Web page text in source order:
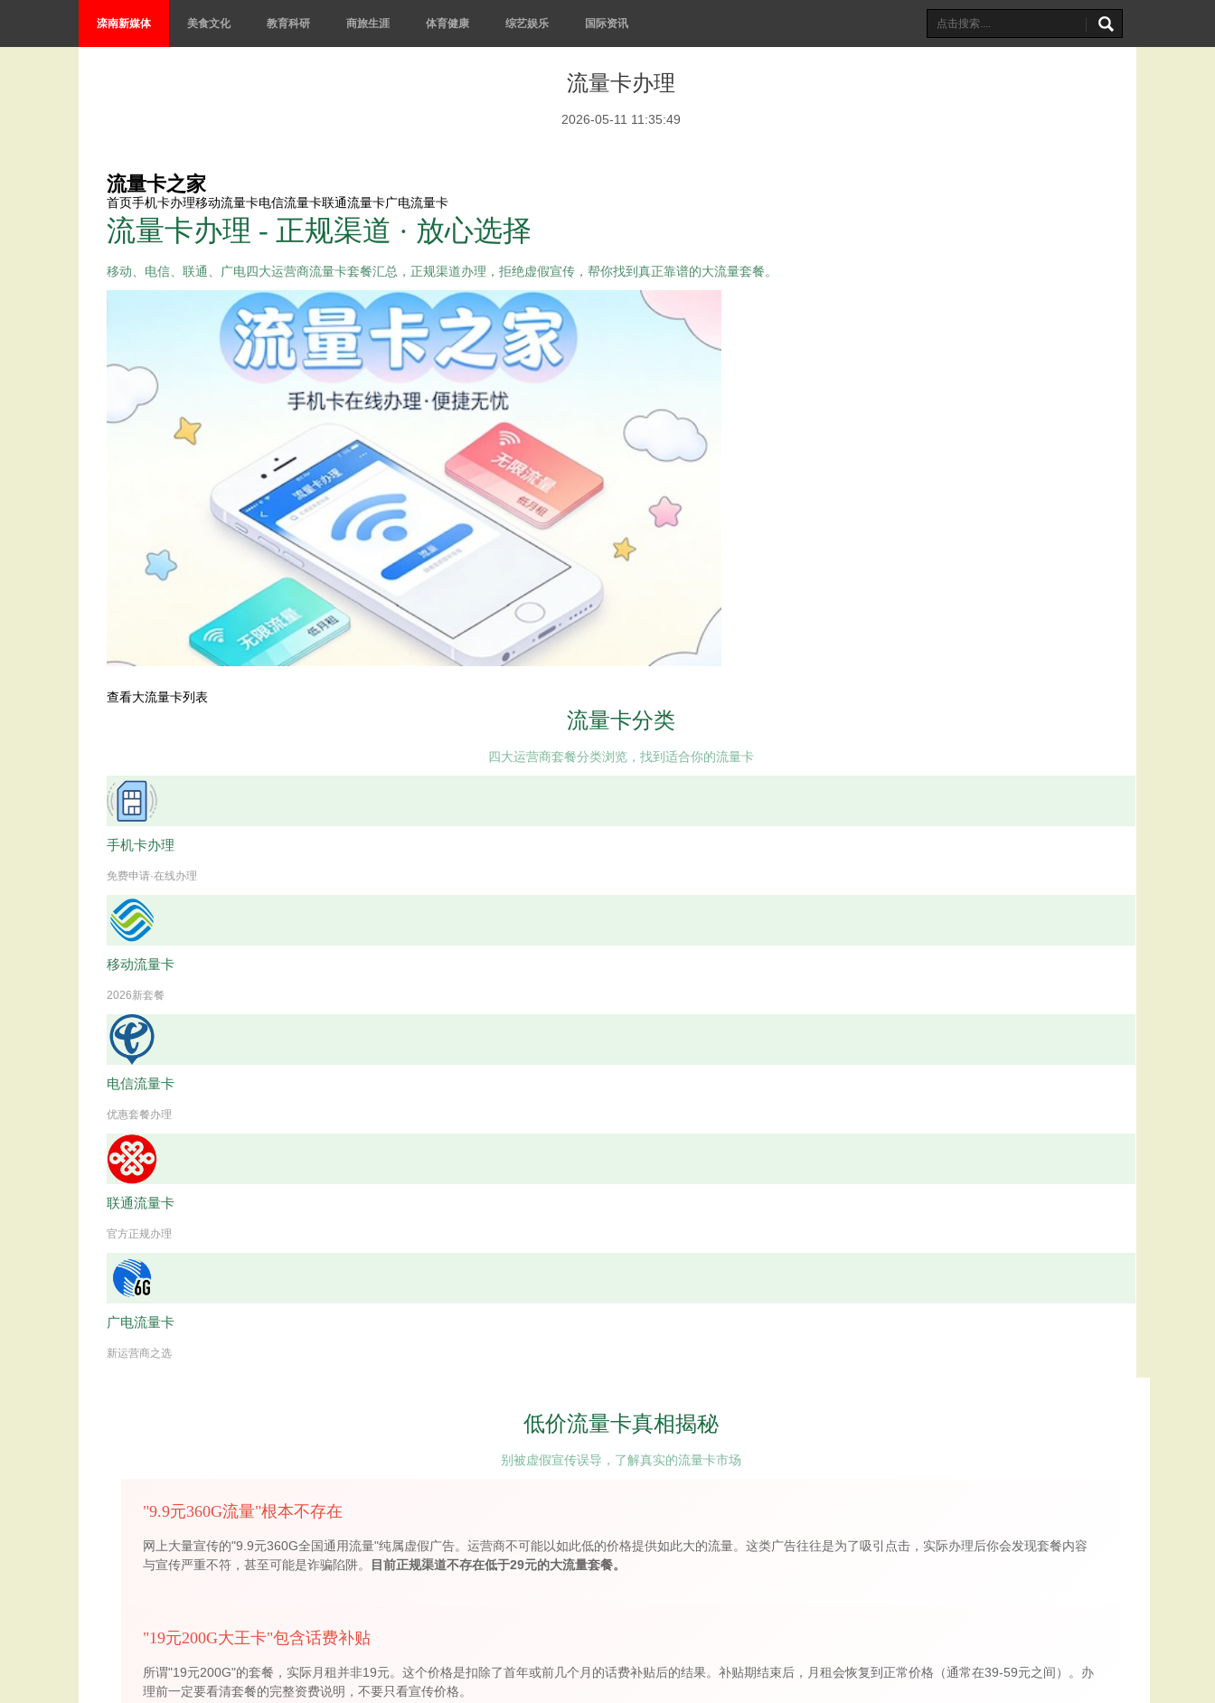
滦南新媒体 美食文化 教育科研 商旅生涯 体育健康 综艺娱乐 国际资讯
流量卡办理
2026-05-11 11:35:49
流量卡之家
首页手机卡办理移动流量卡电信流量卡联通流量卡广电流量卡
流量卡办理 - 正规渠道 · 放心选择
移动、电信、联通、广电四大运营商流量卡套餐汇总，正规渠道办理，拒绝虚假宣传，帮你找到真正靠谱的大流量套餐。
查看大流量卡列表
流量卡分类
四大运营商套餐分类浏览，找到适合你的流量卡
手机卡办理
免费申请·在线办理
移动流量卡
2026新套餐
电信流量卡
优惠套餐办理
联通流量卡
官方正规办理
广电流量卡
新运营商之选
低价流量卡真相揭秘
别被虚假宣传误导，了解真实的流量卡市场
"9.9元360G流量"根本不存在
网上大量宣传的"9.9元360G全国通用流量"纯属虚假广告。运营商不可能以如此低的价格提供如此大的流量。这类广告往往是为了吸引点击，实际办理后你会发现套餐内容
与宣传严重不符，甚至可能是诈骗陷阱。
目前正规渠道不存在低于29元的大流量套餐。
"19元200G大王卡"包含话费补贴
所谓"19元200G"的套餐，实际月租并非19元。这个价格是扣除了首年或前几个月的话费补贴后的结果。补贴期结束后，月租会恢复到正常价格（通常在39-59元之间）。办
理前一定要看清套餐的完整资费说明，不要只看宣传价格。